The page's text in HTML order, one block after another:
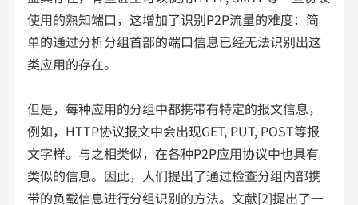
使用的熟知端口，这增加了识别P2P流量的难度：简
单的通过分析分组首部的端口信息已经无法识别出这
类应用的存在。
但是，每种应用的分组中都携带有特定的报文信息，
例如，HTTP协议报文中会出现GET, PUT, POST等报
文字样。与之相类似，在各种P2P应用协议中也具有
类似的信息。因此，人们提出了通过检查分组内部携
带的负载信息进行分组识别的方法。文献[2]提出了一